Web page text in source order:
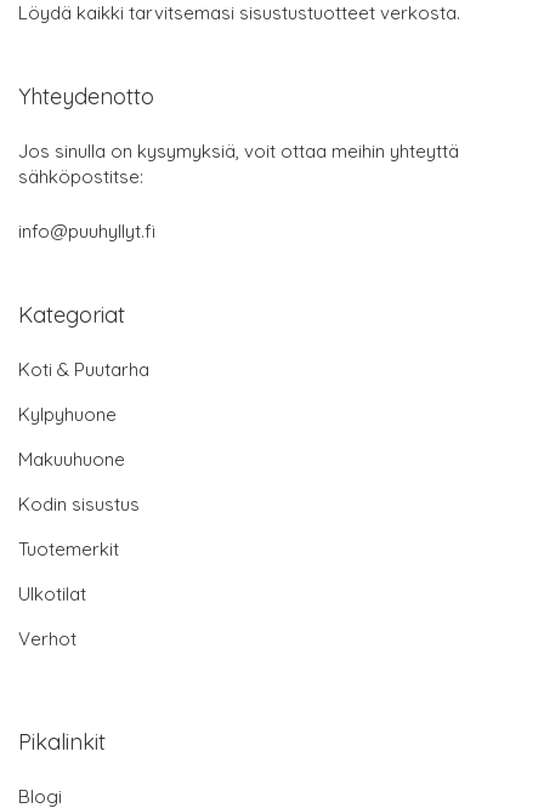
Löydä kaikki tarvitsemasi sisustustuotteet verkosta.
Yhteydenotto
Jos sinulla on kysymyksiä, voit ottaa meihin yhteyttä
sähköpostitse:
info@puuhyllyt.fi
Kategoriat
Koti & Puutarha
Kylpyhuone
Makuuhuone
Kodin sisustus
Tuotemerkit
Ulkotilat
Verhot
Pikalinkit
Blogi